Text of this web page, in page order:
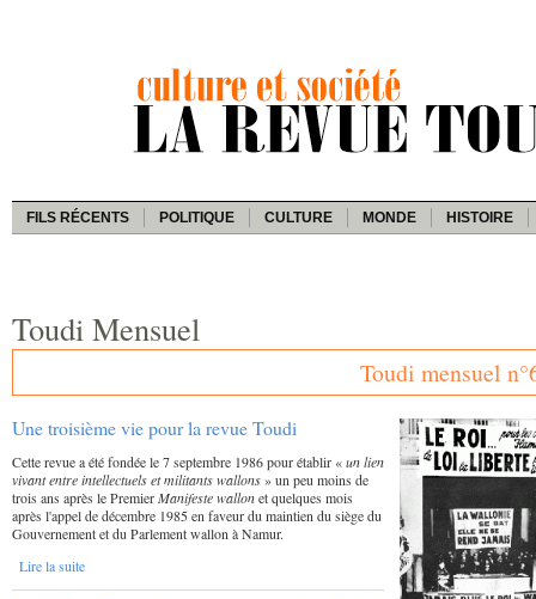
FILS RÉCENTS POLITIQUE CULTURE MONDE HISTOIRE
Toudi Mensuel
Toudi mensuel
Une troisième vie pour la revue Toudi
Cette revue a été fondée le 7 septembre 1986 pour établir «un lien
vivant entre intellectuels et militants wallons» un peu moins de
trois ans après le PremierManifeste wallonet quelques mois
après l'appel de décembre 1985 en faveur du maintien du siège du
Gouvernement et du Parlement wallon à Namur.
Lire la suite